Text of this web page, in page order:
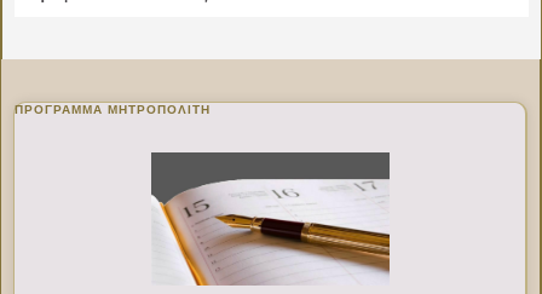
ΠΡΌΓΡΑΜΜΑ ΜΗΤΡΟΠΟΛΊΤΗ